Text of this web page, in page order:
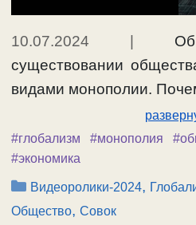
10.07.2024
существовании
видами монополии.
#глобализм
#монополия
#экономика
Рубрики
Видеоролики-2024,
Общество, Совок